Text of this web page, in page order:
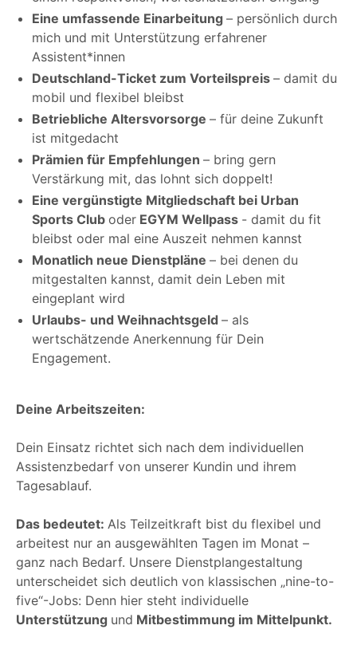
Eine umfassende Einarbeitung – persönlich durch
mich und mit Unterstützung erfahrener
Assistent*innen
Deutschland-Ticket zum Vorteilspreis – damit du
mobil und flexibel bleibst
Betriebliche Altersvorsorge – für deine Zukunft
ist mitgedacht
Prämien für Empfehlungen – bring gern
Verstärkung mit, das lohnt sich doppelt!
Eine vergünstigte Mitgliedschaft bei Urban
Sports Club oder EGYM Wellpass - damit du fit
bleibst oder mal eine Auszeit nehmen kannst
Monatlich neue Dienstpläne – bei denen du
mitgestalten kannst, damit dein Leben mit
eingeplant wird
Urlaubs- und Weihnachtsgeld – als
wertschätzende Anerkennung für Dein
Engagement.
Deine Arbeitszeiten:
Dein Einsatz richtet sich nach dem individuellen
Assistenzbedarf von unserer Kundin und ihrem
Tagesablauf.
Das bedeutet: Als Teilzeitkraft bist du flexibel und
arbeitest nur an ausgewählten Tagen im Monat –
ganz nach Bedarf. Unsere Dienstplangestaltung
unterscheidet sich deutlich von klassischen „nine-to-
five“-Jobs: Denn hier steht individuelle
Unterstützung und Mitbestimmung im Mittelpunkt.